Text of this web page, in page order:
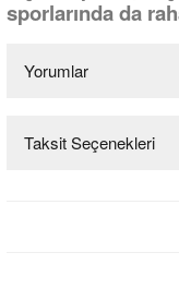
sporlarında da
Yorumlar
Bu
Taksit Seçenekleri